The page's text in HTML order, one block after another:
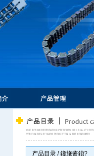
产品目录 / 鑱旇酱鍣?